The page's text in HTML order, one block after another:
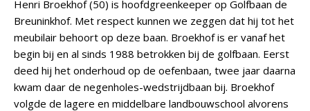
Henri Broekhof (50) is hoofdgreenkeeper op Golfbaan de
Breuninkhof. Met respect kunnen we zeggen dat hij tot het
meubilair behoort op deze baan. Broekhof is er vanaf het
begin bij en al sinds 1988 betrokken bij de golfbaan. Eerst
deed hij het onderhoud op de oefenbaan, twee jaar daarna
kwam daar de negenholes-wedstrijdbaan bij. Broekhof
volgde de lagere en middelbare landbouwschool alvorens